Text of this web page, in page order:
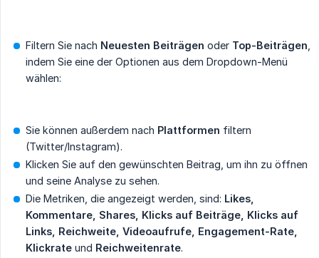
Filtern Sie nach Neuesten Beiträgen oder Top-Beiträgen
indem Sie eine der Optionen aus dem Dropdown-Menü
wählen:
Sie können außerdem nach Plattformen filtern
(Twitter/Instagram).
Klicken Sie auf den gewünschten Beitrag, um ihn zu öffnen
und seine Analyse zu sehen.
Die Metriken, die angezeigt werden, sind: Likes,
Kommentare, Shares, Klicks auf Beiträge, Klicks auf
Links, Reichweite, Videoaufrufe, Engagement-Rate,
Klickrate und Reichweitenrate.